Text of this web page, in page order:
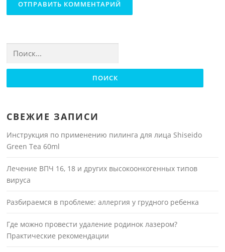
СВЕЖИЕ ЗАПИСИ
Инструкция по применению пилинга для лица Shiseido
Green Tea 60ml
Лечение ВПЧ 16, 18 и других высокоонкогенных типов
вируса
Разбираемся в проблеме: аллергия у грудного ребенка
Где можно провести удаление родинок лазером?
Практические рекомендации